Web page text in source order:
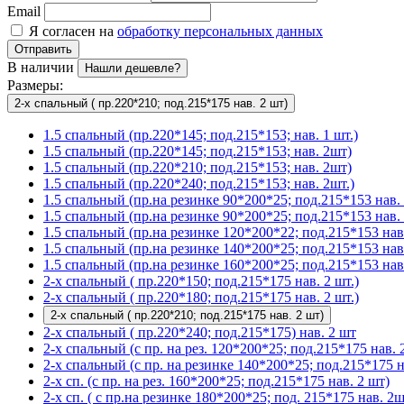
Email
Я согласен на обработку персональных данных
Отправить
В наличии Нашли дешевле?
Размеры:
2-х спальный ( пр.220*210; под.215*175 нав. 2 шт)
1.5 спальный (пр.220*145; под.215*153; нав. 1 шт.)
1.5 спальный (пр.220*145; под.215*153; нав. 2шт)
1.5 спальный (пр.220*210; под.215*153; нав. 2шт)
1.5 спальный (пр.220*240; под.215*153; нав. 2шт.)
1.5 спальный (пр.на резинке 90*200*25; под.215*153
1.5 спальный (пр.на резинке 90*200*25; под.215*153
1.5 спальный (пр.на резинке 120*200*22; под.215*153
1.5 спальный (пр.на резинке 140*200*25; под.215*153
1.5 спальный (пр.на резинке 160*200*25; под.215*153
2-х спальный ( пр.220*150; под.215*175 нав. 2 шт.)
2-х спальный ( пр.220*180; под.215*175 нав. 2 шт.)
2-х спальный ( пр.220*210; под.215*175 нав. 2 шт)
2-х спальный ( пр.220*240; под.215*175) нав. 2 шт
2-х спальный (с пр. на рез. 120*200*25; под.215*175 нав.
2-х спальный (с пр. на резинке 140*200*25; под.215*175
2-х сп. (с пр. на рез. 160*200*25; под.215*175 нав. 2 шт)
2-х сп. ( с пр.на резинке 180*200*25; под. 215*175 нав.